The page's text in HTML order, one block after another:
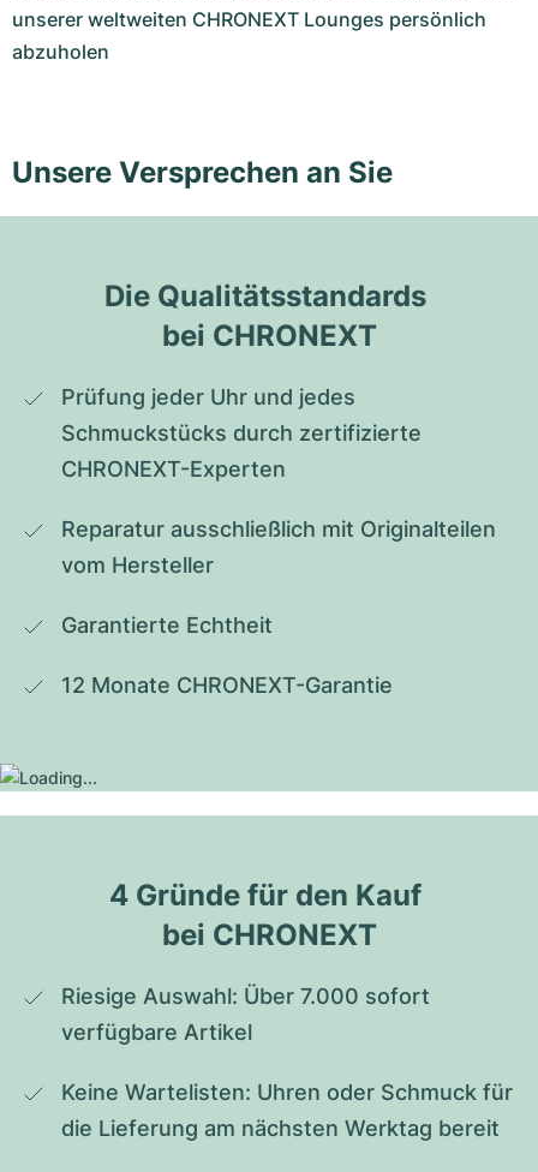
unserer weltweiten CHRONEXT Lounges persönlich
abzuholen
Unsere Versprechen an Sie
Die Qualitätsstandards
bei CHRONEXT
Prüfung jeder Uhr und jedes
Schmuckstücks durch zertifizierte
CHRONEXT-Experten
Reparatur ausschließlich mit Originalteilen
vom Hersteller
Garantierte Echtheit
12 Monate CHRONEXT-Garantie
4 Gründe für den Kauf
bei CHRONEXT
Riesige Auswahl: Über 7.000 sofort
verfügbare Artikel
Keine Wartelisten: Uhren oder Schmuck für
die Lieferung am nächsten Werktag bereit